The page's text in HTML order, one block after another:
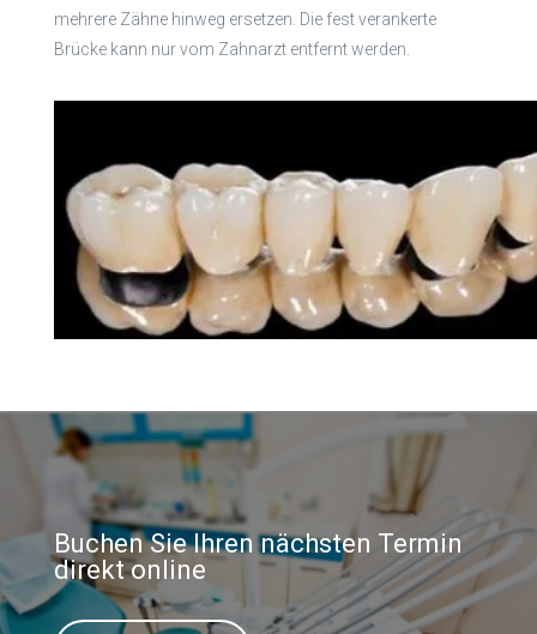
mehrere Zähne hinweg ersetzen. Die fest verankerte
Brücke kann nur vom Zahnarzt entfernt werden.
Buchen Sie Ihren nächsten Termin
direkt online